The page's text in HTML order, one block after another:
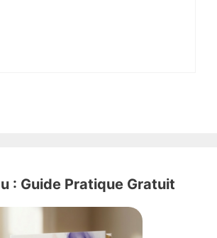
: Guide Pratique Gratuit